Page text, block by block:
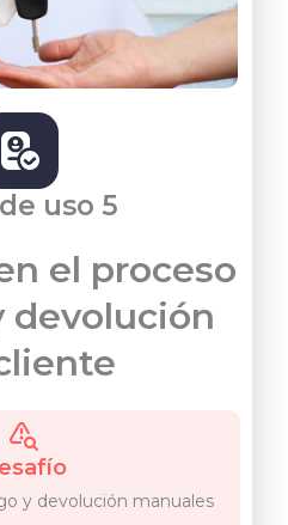
uso 5
el proceso
devolución
y devolución manuales